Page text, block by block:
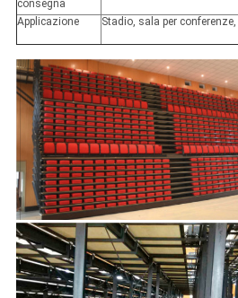
consegna
Applicazione Stadio, sala per